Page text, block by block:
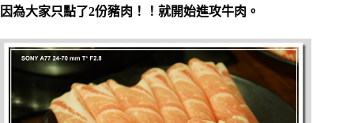
因為大家只點了2份豬肉！！就開始進攻牛肉。